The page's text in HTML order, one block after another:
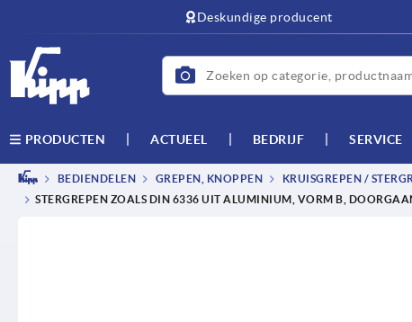
Deskundige producent
PRODUCTEN ACTUEEL BEDRIJF SERVICE
BEDIENDELEN GREPEN, KNOPPEN KRUISGREPEN /
STERGREPEN ZOALS DIN 6336 UIT ALUMINIUM, VORM B,